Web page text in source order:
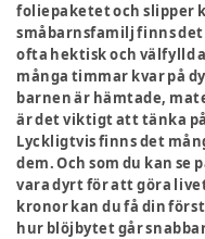
foliepaketet och slipper
småbarnsfamilj finns
ofta hektisk och välfylld
många timmar kvar på
barnen är hämtade,
är det viktigt att tänka
Lyckligtvis finns det
dem. Och som du kan se
vara dyrt för att göra
kronor kan du få din
hur blöjbytet går